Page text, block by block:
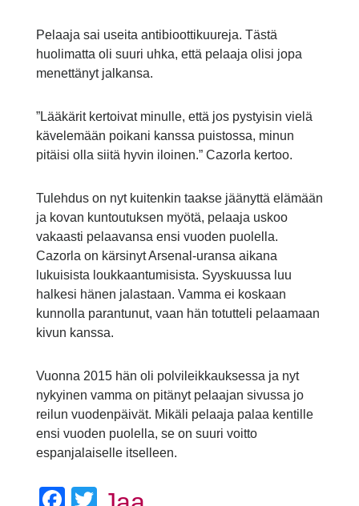
Pelaaja sai useita antibioottikuureja. Tästä
huolimatta oli suuri uhka, että pelaaja olisi jopa
menettänyt jalkansa.
”Lääkärit kertoivat minulle, että jos pystyisin vielä
kävelemään poikani kanssa puistossa, minun
pitäisi olla siitä hyvin iloinen.” Cazorla kertoo.
Tulehdus on nyt kuitenkin taakse jäänyttä elämään
ja kovan kuntoutuksen myötä, pelaaja uskoo
vakaasti pelaavansa ensi vuoden puolella.
Cazorla on kärsinyt Arsenal-uransa aikana
lukuisista loukkaantumisista. Syyskuussa luu
halkesi hänen jalastaan. Vamma ei koskaan
kunnolla parantunut, vaan hän totutteli pelaamaan
kivun kanssa.
Vuonna 2015 hän oli polvileikkauksessa ja nyt
nykyinen vamma on pitänyt pelaajan sivussa jo
reilun vuodenpäivät. Mikäli pelaaja palaa kentille
ensi vuoden puolella, se on suuri voitto
espanjalaiselle itselleen.
Facebook
Twitter